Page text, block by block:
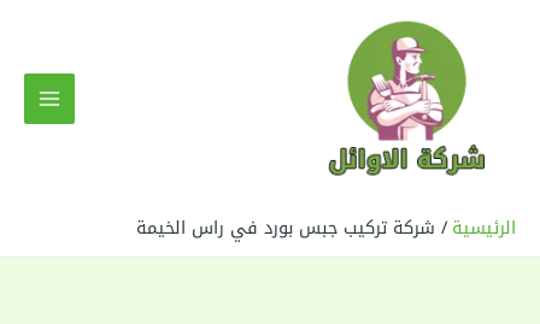
الرئيسية شركة تركيب جبس بورد في راس الخيمة